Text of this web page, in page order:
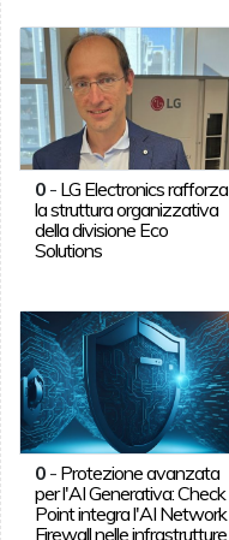
0- LG Electronics rafforza
la struttura organizzativa
della divisione Eco
Solutions
0- Protezione avanzata
per l'AI Generativa: Check
Point integra l'AI Network
Firewall nelle infrastrutture